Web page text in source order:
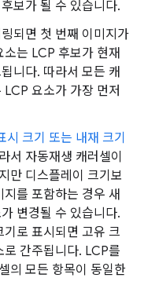
보가 될 수 있습니다.
되면 첫 번째 이미지가
는 LCP 후보가 현재
니다. 따라서 모든 캐
요소가 가장 먼저
시 크기 또는 내재 크기
서 자동재생 캐러셀이
만 디스플레이 크기보
지를 포함하는 경우 새
변경될 수 있습니다.
로 표시되면 고유 크
간주됩니다. LCP를
의 모든 항목이 동일한